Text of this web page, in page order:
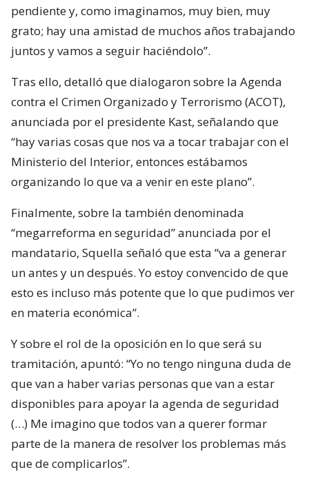
pendiente y, como imaginamos, muy bien, muy
grato; hay una amistad de muchos años trabajando
juntos y vamos a seguir haciéndolo”.
Tras ello, detalló que dialogaron sobre la Agenda
contra el Crimen Organizado y Terrorismo (ACOT),
anunciada por el presidente Kast, señalando que
“hay varias cosas que nos va a tocar trabajar con el
Ministerio del Interior, entonces estábamos
organizando lo que va a venir en este plano”.
Finalmente, sobre la también denominada
“megarreforma en seguridad” anunciada por el
mandatario, Squella señaló que esta “va a generar
un antes y un después. Yo estoy convencido de que
esto es incluso más potente que lo que pudimos ver
en materia económica”.
Y sobre el rol de la oposición en lo que será su
tramitación, apuntó: “Yo no tengo ninguna duda de
que van a haber varias personas que van a estar
disponibles para apoyar la agenda de seguridad
(…) Me imagino que todos van a querer formar
parte de la manera de resolver los problemas más
que de complicarlos”.